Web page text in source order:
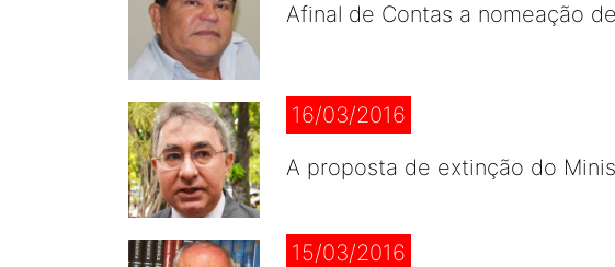
Afinal de Contas a nomeação
16/03/2016
A proposta de extinção do
15/03/2016